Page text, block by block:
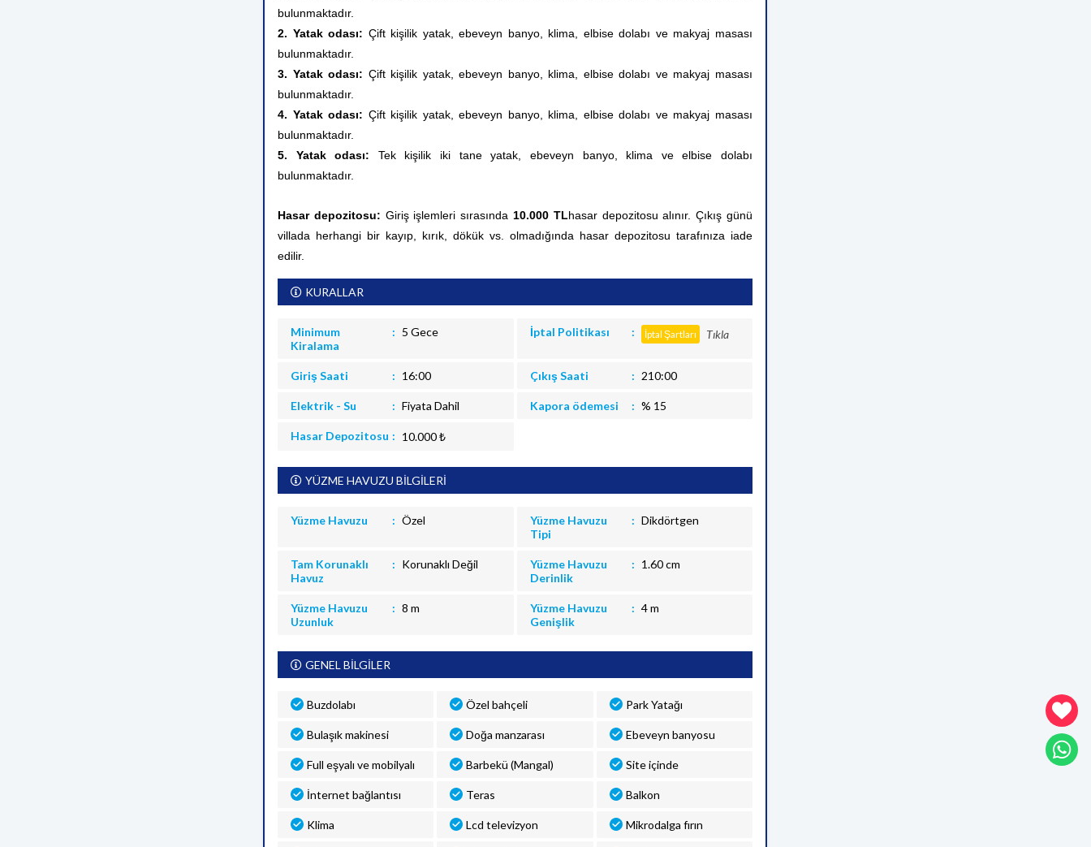
bulunmaktadır.
2. Yatak odası: Çift kişilik yatak, ebeveyn banyo, klima, elbise dolabı ve makyaj masası
bulunmaktadır.
3. Yatak odası: Çift kişilik yatak, ebeveyn banyo, klima, elbise dolabı ve makyaj masası
bulunmaktadır.
4. Yatak odası: Çift kişilik yatak, ebeveyn banyo, klima, elbise dolabı ve makyaj masası
bulunmaktadır.
5. Yatak odası: Tek kişilik iki tane yatak, ebeveyn banyo, klima ve elbise dolabı
bulunmaktadır.
Hasar depozitosu: Giriş işlemleri sırasında 10.000 TLhasar depozitosu alınır. Çıkış günü
villada herhangi bir kayıp, kırık, dökük vs. olmadığında hasar depozitosu tarafınıza iade
edilir.
KURALLAR
Minimum
Kiralama
5 Gece İptal Politikası İptal Şartları Tıkla
Giriş Saati 16:00 Çıkış Saati 210:00
Elektrik - Su Fiyata Dahil Kapora ödemesi % 15
Hasar Depozitosu 10.000 ₺
YÜZME HAVUZU BİLGİLERİ
Yüzme Havuzu Özel
Yüzme Havuzu
Tipi
Dikdörtgen
Tam Korunaklı
Havuz
Korunaklı Değil
Yüzme Havuzu
Derinlik
1.60 cm
Yüzme Havuzu
Uzunluk
8 m
Yüzme Havuzu
Genişlik
4 m
GENEL BİLGİLER
Buzdolabı Özel bahçeli Park Yatağı
Bulaşık makinesi Doğa manzarası Ebeveyn banyosu
Full eşyalı ve mobilyalı Barbekü (Mangal) Site içinde
İnternet bağlantısı Teras Balkon
Klima Lcd televizyon Mikrodalga fırın